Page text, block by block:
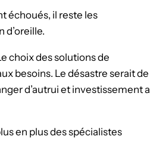
échoués, il reste les
d’oreille.
choix des solutions de
besoins. Le désastre serait de
d’autrui et investissement a
en plus des spécialistes